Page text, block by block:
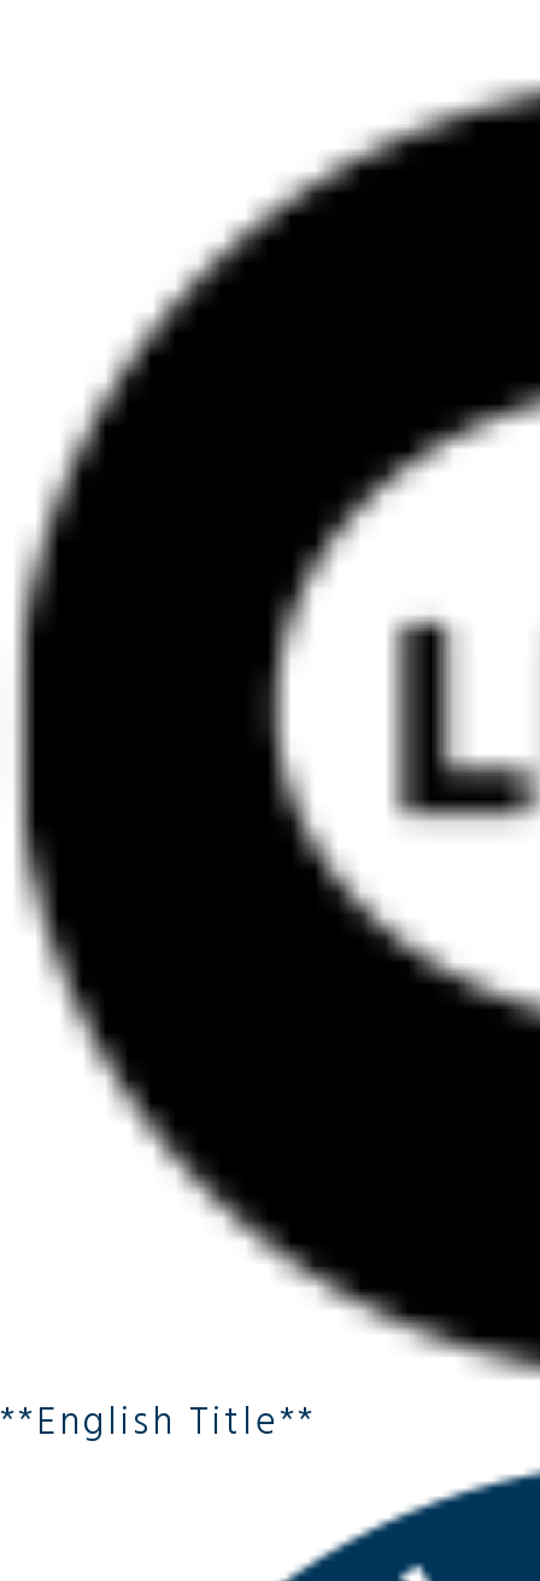
**English Title**